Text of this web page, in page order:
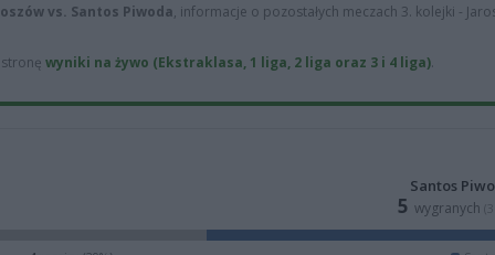
vs. Santos Piwoda, informacje o pozostałych meczach 3. kolejki -
wyniki na żywo (Ekstraklasa, 1 liga, 2 liga oraz 3 i 4 liga).
Santos
5 wygranych